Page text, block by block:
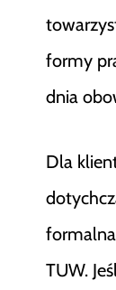
formy
dnia
Dla
TUW.